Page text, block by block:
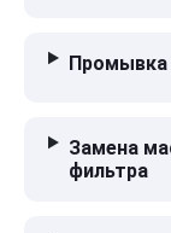
Промывка
Замена
фильтра